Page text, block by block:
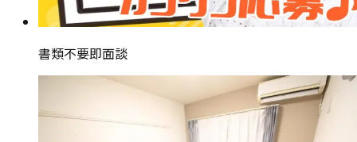
書類不要即面談